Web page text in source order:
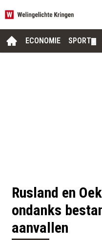
ECONOMIE SPORT
Rusland en
ondanks
aanvallen